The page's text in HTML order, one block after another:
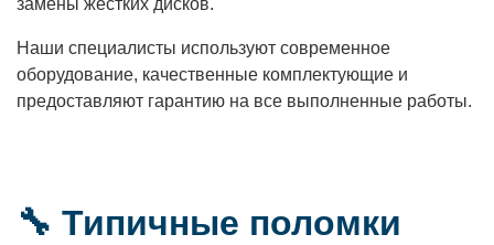
замены жёстких дисков.
Наши специалисты используют современное
оборудование, качественные комплектующие и
предоставляют гарантию на все выполненные работы.
🔧 Типичные поломки